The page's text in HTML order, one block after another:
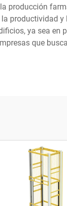
producción
productividad y
ya sea en
que